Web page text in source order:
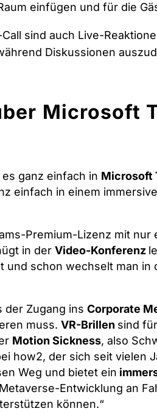
einfügen und für die
sind auch Live-
Diskussionen
Microsoft
ganz einfach in Microsoft
einfach in einem
Premium-Lizenz mit nur
in der Video-Konferenz
schon wechselt man in
der Zugang ins Corporate
muss. VR-Brillen sind
Motion Sickness, also
how2, der sich seit vielen
Weg und bietet ein
Entwicklung an
können.“